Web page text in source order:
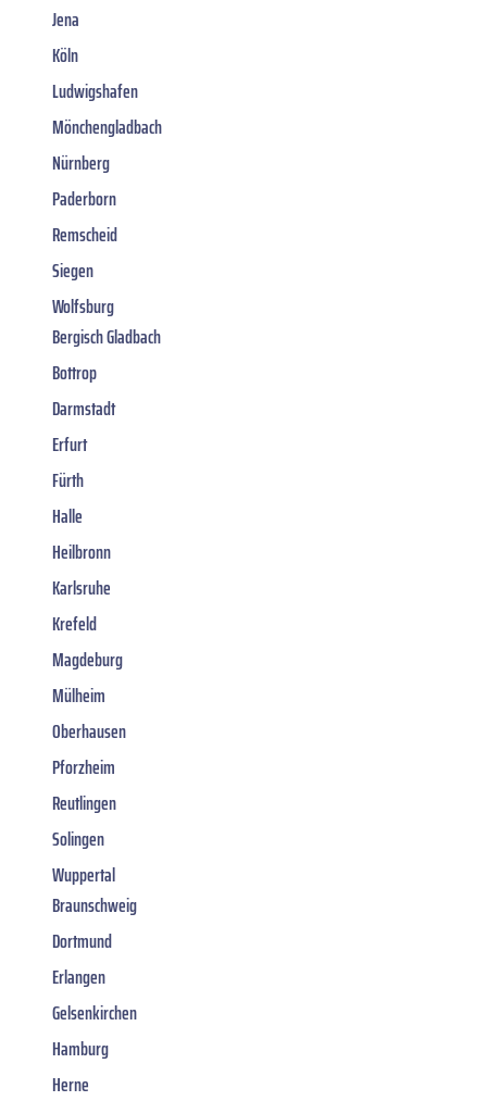
Jena
Köln
Ludwigshafen
Mönchengladbach
Nürnberg
Paderborn
Remscheid
Siegen
Wolfsburg
Bergisch Gladbach
Bottrop
Darmstadt
Erfurt
Fürth
Halle
Heilbronn
Karlsruhe
Krefeld
Magdeburg
Mülheim
Oberhausen
Pforzheim
Reutlingen
Solingen
Wuppertal
Braunschweig
Dortmund
Erlangen
Gelsenkirchen
Hamburg
Herne